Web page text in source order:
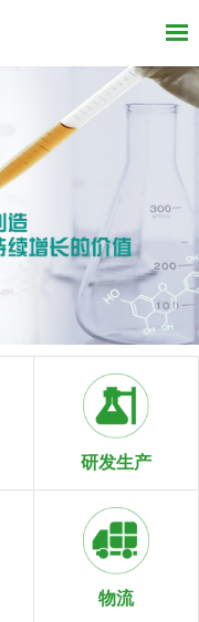
研发生产
物流